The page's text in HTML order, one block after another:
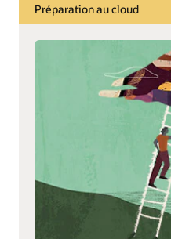
Préparation au cloud